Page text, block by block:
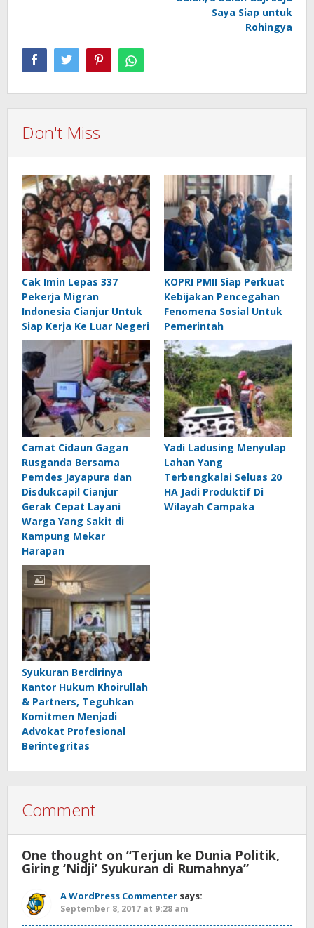
Saya Siap untuk
Rohingya
Don't Miss
Cak Imin Lepas 337
Pekerja Migran
Indonesia Cianjur Untuk
Siap Kerja Ke Luar Negeri
KOPRI PMII Siap Perkuat
Kebijakan Pencegahan
Fenomena Sosial Untuk
Pemerintah
Camat Cidaun Gagan
Rusganda Bersama
Pemdes Jayapura dan
Disdukcapil Cianjur
Gerak Cepat Layani
Warga Yang Sakit di
Kampung Mekar
Harapan
Yadi Ladusing Menyulap
Lahan Yang
Terbengkalai Seluas 20
HA Jadi Produktif Di
Wilayah Campaka
Syukuran Berdirinya
Kantor Hukum Khoirullah
& Partners, Teguhkan
Komitmen Menjadi
Advokat Profesional
Berintegritas
Comment
One thought on “Terjun ke Dunia Politik,
Giring ‘Nidji’ Syukuran di Rumahnya”
A WordPress Commenter says:
September 8, 2017 at 9:28 am